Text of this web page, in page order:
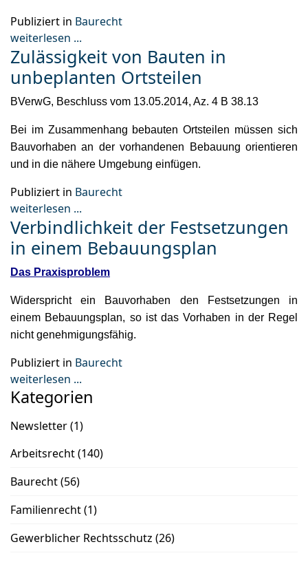
Publiziert in Baurecht
weiterlesen ...
Zulässigkeit von Bauten in
unbeplanten Ortsteilen
BVerwG, Beschluss vom 13.05.2014, Az. 4 B 38.13
Bei im Zusammenhang bebauten Ortsteilen müssen sich
Bauvorhaben an der vorhandenen Bebauung orientieren
und in die nähere Umgebung einfügen.
Publiziert in Baurecht
weiterlesen ...
Verbindlichkeit der Festsetzungen
in einem Bebauungsplan
Das Praxisproblem
Widerspricht ein Bauvorhaben den Festsetzungen in
einem Bebauungsplan, so ist das Vorhaben in der Regel
nicht genehmigungsfähig.
Publiziert in Baurecht
weiterlesen ...
Kategorien
Newsletter(1)
Arbeitsrecht(140)
Baurecht(56)
Familienrecht(1)
Gewerblicher Rechtsschutz (26)